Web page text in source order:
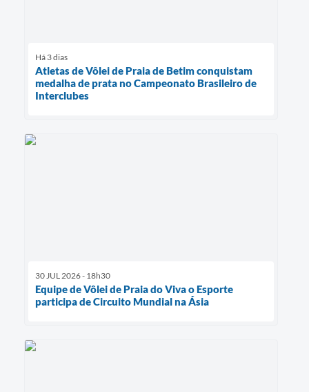
Há 3 dias
Atletas de Vôlei de Praia de Betim conquistam
medalha de prata no Campeonato Brasileiro de
Interclubes
30 JUL 2026 - 18h30
Equipe de Vôlei de Praia do Viva o Esporte
participa de Circuito Mundial na Ásia